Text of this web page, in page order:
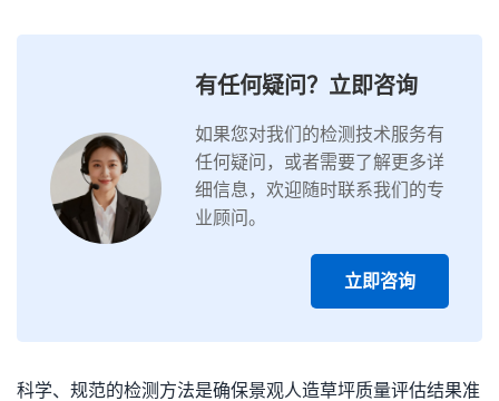
有任何疑问？立即咨询
如果您对我们的检测技术服务有
任何疑问，或者需要了解更多详
细信息，欢迎随时联系我们的专
业顾问。
立即咨询
科学、规范的检测方法是确保景观人造草坪质量评估结果准